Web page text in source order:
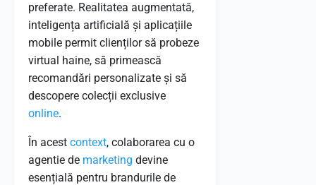
preferate. Realitatea augmentată,
inteligența artificială și aplicațiile
mobile permit clienților să probeze
virtual haine, să primească
recomandări personalizate și să
descopere colecții exclusive
online.
În acest context, colaborarea cu o
agentie de marketing devine
esențială pentru brandurile de